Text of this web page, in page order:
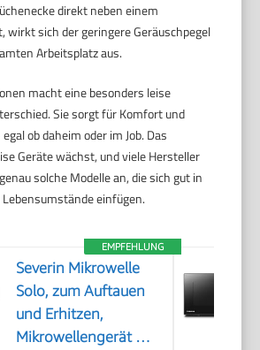
direkt neben einem
wirkt sich der geringere Geräuschpegel
Arbeitsplatz aus.
macht eine besonders leise
Sie sorgt für Komfort und
ob daheim oder im Job. Das
Geräte wächst, und viele Hersteller
solche Modelle an, die sich gut in
einfügen.
EMPFEHLUNG
Severin Mikrowelle
Solo, zum Auftauen
und Erhitzen,
Mikrowellengerät mit